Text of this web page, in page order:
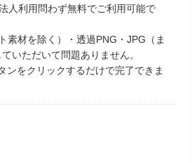
人利用問わず無料でご利用可能で
素材を除く）・透過PNG・JPG（ま
いただいて問題ありません。
ンをクリックするだけで完了できま